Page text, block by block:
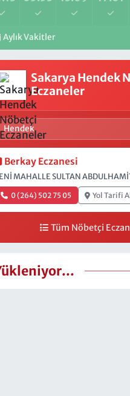
Aylık Vakitler
Sakarya Hendek
Eczaneler
Berkay Eczanesi
MAHALLE SULTAN
0 (264) 502 75 05 Yol Tarifi Al
Tüm Nöbetçi